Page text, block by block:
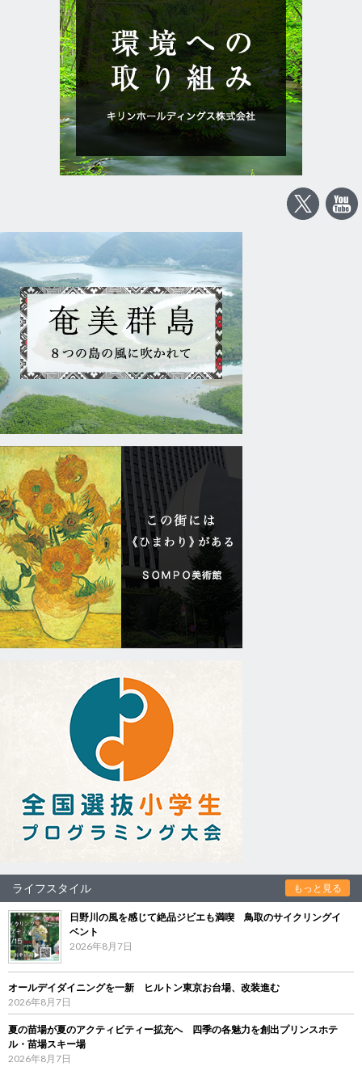
ライフスタイル もっと見る
日野川の風を感じて絶品ジビエも満喫 鳥取のサイクリングイ
ベント
2026年8月7日
オールデイダイニングを一新 ヒルトン東京お台場、改装進む
2026年8月7日
夏の苗場が夏のアクティビティー拡充へ 四季の各魅力を創出プリンスホテ
ル・苗場スキー場
2026年8月7日